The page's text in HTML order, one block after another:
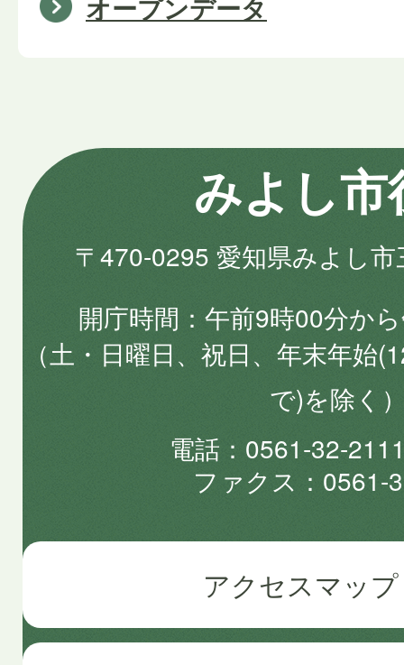
オープンデータ
みよし市
〒470-0295 愛知県みよし
開庁時間
午前9時00分か
（土・日曜日、祝日、年末年始
で)を除く
電話
0561-32-
ファクス
0561-
アクセスマップ